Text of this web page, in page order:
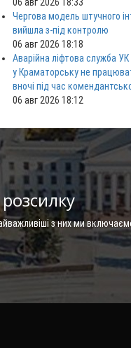
Чергова модель штучного
вийшла з-під контролю
06 авг 2026 18:18
Аварійна ліфтова служба УК
у Краматорську не
вночі під час
06 авг 2026 18:12
з них ми